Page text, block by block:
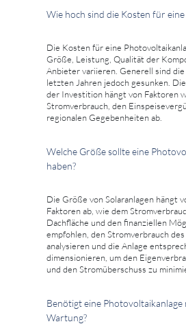
Wie hoch sind die Kosten für eine
Die Kosten für eine
Größe, Leistung, Qualität der
Anbieter variieren. Generell sind
letzten Jahren jedoch gesunken.
der Investition hängt von Faktoren
Stromverbrauch, den
regionalen Gegebenheiten ab.
Welche Größe sollte eine
haben?
Die Größe von Solaranlagen hängt
Faktoren ab, wie dem
Dachfläche und den finanziellen
empfohlen, den Stromverbrauch
analysieren und die Anlage
dimensionieren, um den
und den Stromüberschuss zu
Benötigt eine Photovoltaikanlage
Wartung?